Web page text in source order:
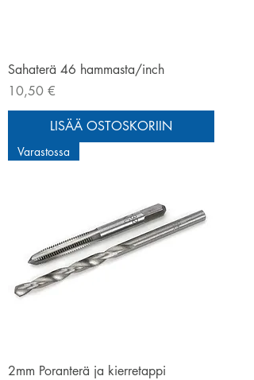
Sahaterä 46 hammasta/inch
Hinta
10,50 €
LISÄÄ OSTOSKORIIN
Varastossa
2mm Poranterä ja kierretappi